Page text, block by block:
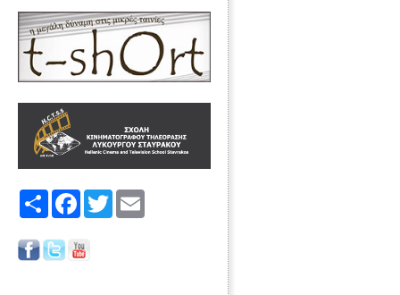
Share FacebookTwitter